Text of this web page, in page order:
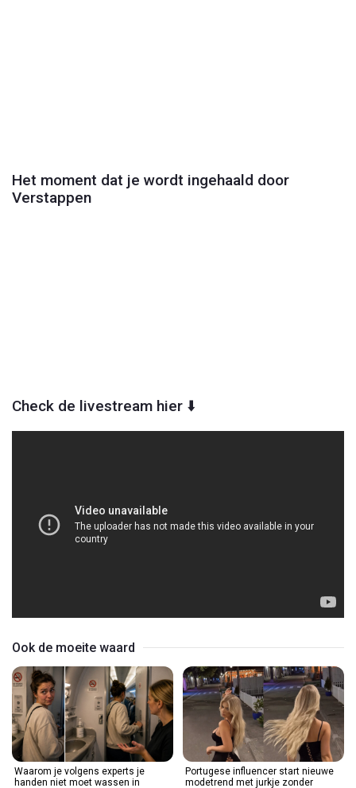
Het moment dat je wordt ingehaald door
Verstappen
Check de livestream hier ⬇️
Ook de moeite waard
Waarom je volgens experts je
handen niet moet wassen in
Portugese influencer start nieuwe
modetrend met jurkje zonder